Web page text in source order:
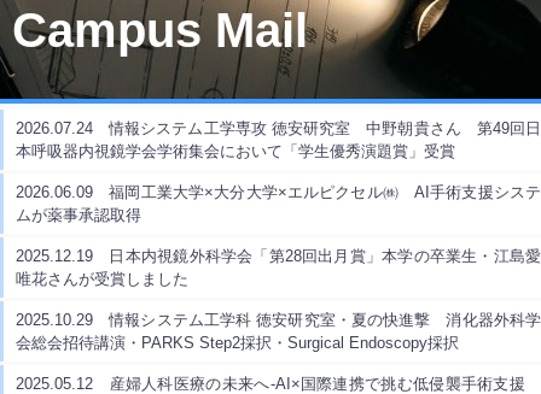
Campus Mail
2026.07.24情報システム工学専攻 徳安研究室 中野朝貴さん 第49回日
本呼吸器内視鏡学会学術集会において「学生優秀演題賞」受賞
2026.06.09福岡工業大学×大分大学×エルピクセル㈱ AI手術支援システ
ムが薬事承認取得
2025.12.19 日本内視鏡外科学会「第28回出月賞」本学の卒業生・江島愛
唯花さんが受賞しました
2025.10.29 情報システム工学科 徳安研究室・夏の快進撃 消化器外科学
会総会招待講演・PARKS Step2採択・Surgical Endoscopy採択
2025.05.12 産婦人科医療の未来へ-AI×国際連携で挑む低侵襲手術支援